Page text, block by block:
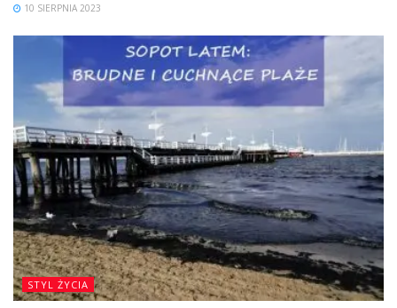
10 SIERPNIA 2023
STYL ŻYCIA